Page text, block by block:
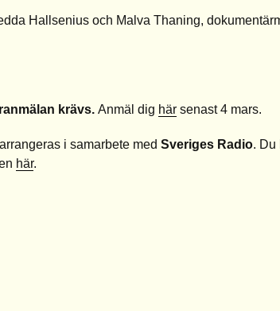
Hallsenius och Malva Thaning,
krävs. Anmäl dig här senast 4 mars.
i samarbete med Sveriges Radio. Du
här.